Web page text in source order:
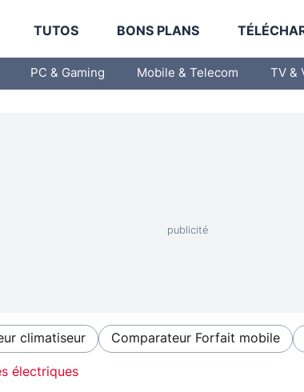
TUTOS BONS PLANS
PC & Gaming Mobile & Telecom TV &
climatiseur Comparateur Forfait mobile
électriques